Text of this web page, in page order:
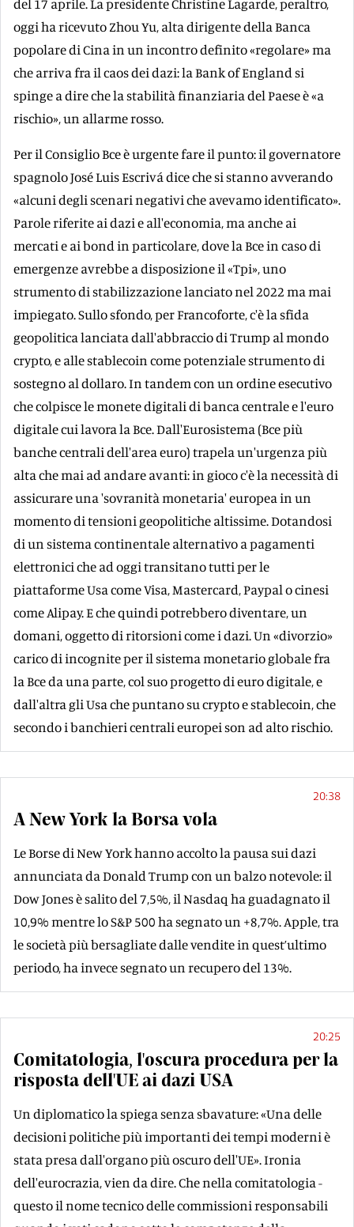
del 17 aprile. La presidente Christine Lagarde, peraltro,
oggi ha ricevuto Zhou Yu, alta dirigente della Banca
popolare di Cina in un incontro definito «regolare» ma
che arriva fra il caos dei dazi: la Bank of England si
spinge a dire che la stabilità finanziaria del Paese è «a
rischio», un allarme rosso.
Per il Consiglio Bce è urgente fare il punto: il governatore
spagnolo José Luis Escrivá dice che si stanno avverando
«alcuni degli scenari negativi che avevamo identificato».
Parole riferite ai dazi e all'economia, ma anche ai
mercati e ai bond in particolare, dove la Bce in caso di
emergenze avrebbe a disposizione il «Tpi», uno
strumento di stabilizzazione lanciato nel 2022 ma mai
impiegato. Sullo sfondo, per Francoforte, c'è la sfida
geopolitica lanciata dall'abbraccio di Trump al mondo
crypto, e alle stablecoin come potenziale strumento di
sostegno al dollaro. In tandem con un ordine esecutivo
che colpisce le monete digitali di banca centrale e l'euro
digitale cui lavora la Bce. Dall'Eurosistema (Bce più
banche centrali dell'area euro) trapela un'urgenza più
alta che mai ad andare avanti: in gioco c'è la necessità di
assicurare una 'sovranità monetaria' europea in un
momento di tensioni geopolitiche altissime. Dotandosi
di un sistema continentale alternativo a pagamenti
elettronici che ad oggi transitano tutti per le
piattaforme Usa come Visa, Mastercard, Paypal o cinesi
come Alipay. E che quindi potrebbero diventare, un
domani, oggetto di ritorsioni come i dazi. Un «divorzio»
carico di incognite per il sistema monetario globale fra
la Bce da una parte, col suo progetto di euro digitale, e
dall'altra gli Usa che puntano su crypto e stablecoin, che
secondo i banchieri centrali europei son ad alto rischio.
20:38
A New York la Borsa vola
Le Borse di New York hanno accolto la pausa sui dazi
annunciata da Donald Trump con un balzo notevole: il
Dow Jones è salito del 7,5%, il Nasdaq ha guadagnato il
10,9% mentre lo S&P 500 ha segnato un +8,7%. Apple, tra
le società più bersagliate dalle vendite in quest’ultimo
periodo, ha invece segnato un recupero del 13%.
20:25
Comitatologia, l'oscura procedura per la
risposta dell'UE ai dazi USA
Un diplomatico la spiega senza sbavature: «Una delle
decisioni politiche più importanti dei tempi moderni è
stata presa dall'organo più oscuro dell'UE». Ironia
dell'eurocrazia, vien da dire. Che nella comitatologia -
questo il nome tecnico delle commissioni responsabili